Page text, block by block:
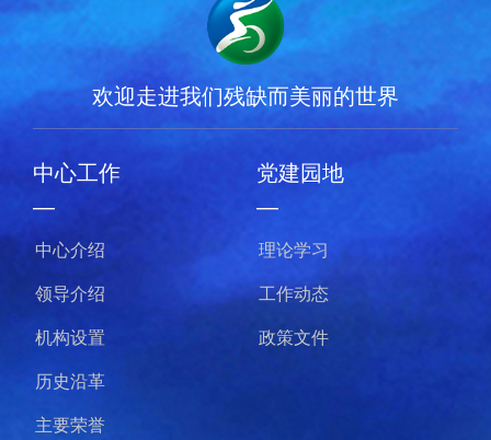
欢迎走进我们残缺而美丽的世界
中心工作
—
中心介绍
领导介绍
机构设置
历史沿革
主要荣誉
党建园地
—
理论学习
工作动态
政策文件